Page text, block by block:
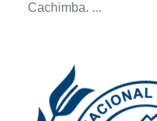
Cachimba. ...